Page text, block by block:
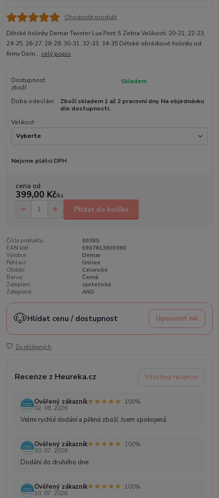
Ohodnotit produkt
Dětské holinky Demar Twister Lux Print S Zebra Velikosti: 20-21, 22-23,
24-25, 26-27, 28-29, 30-31, 32-33, 34-35 Dětské obrázkové holinky od
firmy Dem... celý popis
Dostupnost
zboží
Skladem
Doba odeslání
Zboží skladem 1 až 2 pracovní dny. Na objednávku
dle dostupnosti.
Velikost
Nejsme plátci DPH
cena od
399,00 Kč/ks
Přidat do košíku
Číslo produktu:
0038S
EAN kód:
5907613600380
Výrobce:
Demar
Pohlaví:
Unisex
Období:
Celoroční
Barva:
Černá
Zateplení:
syntetické
Zateplené:
ANO
🐶Hlídat cenu / dostupnost Upozornit mě
Do oblíbených
Recenze z Heureka.cz Všechny recenze
Ověřený zákazník★★★★★
★★★★★
100%
02. 08. 2026
Velmi rychlé dodání a pěkné zboží. Jsem spokojená.
Ověřený zákazník★★★★★
★★★★★
100%
30. 07. 2026
Dodání do druhého dne.
Ověřený zákazník★★★★★
★★★★★
100%
10. 07. 2026